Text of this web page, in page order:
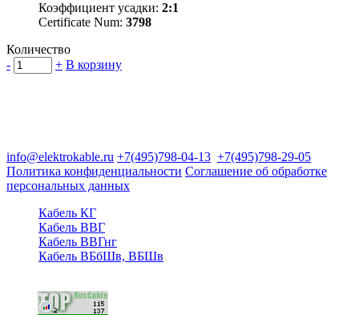
Коэффициент усадки: 2:1
Certificate Num: 3798
Количество
-
+ В корзину
info@elektrokable.ru +7(495)798-04-13 +7(495)798-29-05
Политика конфиденциальности Соглашение об обработке
персональных данных
Кабель КГ
Кабель ВВГ
Кабель ВВГнг
Кабель ВБбШв, ВБШв